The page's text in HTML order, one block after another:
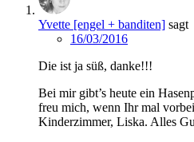
Yvette [engel + banditen] sagt
16/03/2016
Die ist ja süß, danke!!!
Bei mir gibt’s heute ein
freu mich, wenn Ihr mal
Kinderzimmer, Liska. Alles